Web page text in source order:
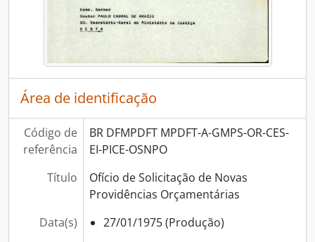
Área de identificação
Código de
referência
BR DFMPDFT MPDFT-A-GMPS-OR-CES-
EI-PICE-OSNPO
Título
Ofício de Solicitação de Novas
Providências Orçamentárias
Data(s)
27/01/1975 (Produção)